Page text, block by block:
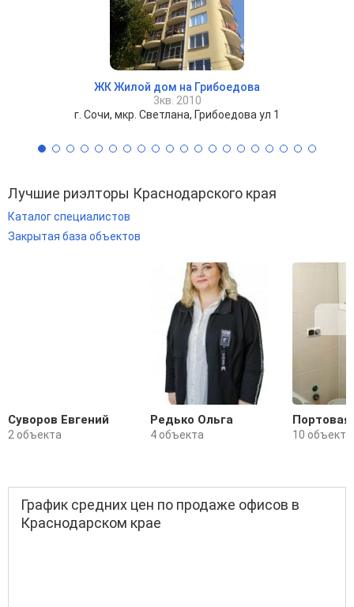
ЖК Жилой дом на Грибоедова
3кв. 2010
г. Сочи, мкр. Светлана, Грибоедова ул 1
Лучшие риэлторы Краснодарского края
Каталог специалистов
Закрытая база объектов
Суворов Евгений
2 объекта
Редько Ольга
4 объекта 10
График средних цен по продаже офисов в
Краснодарском крае